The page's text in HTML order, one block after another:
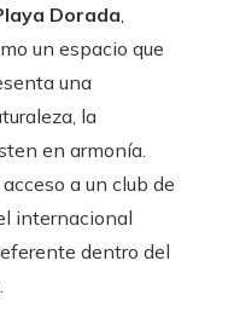
Dorada
un espacio que
una
la
en armonía.
a un club de
internacional
dentro del